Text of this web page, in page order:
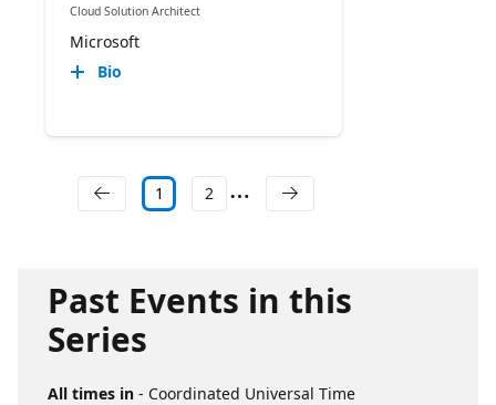
Cloud Solution Architect
Microsoft
Bio
1 2
Past Events in this
Series
All times in - Coordinated Universal Time